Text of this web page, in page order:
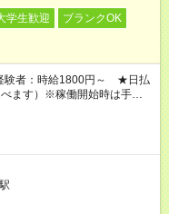
学生歓迎
ブランクOK
験者：時給1800円～ ★日払
ます）※稼働開始時は手続き